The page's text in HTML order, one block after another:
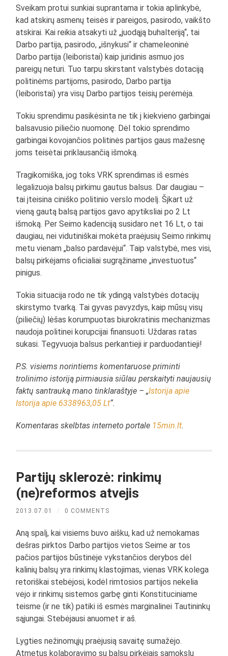
Sveikam protui sunkiai suprantama ir tokia aplinkybė,
kad atskirų asmenų teisės ir pareigos, pasirodo, vaikšto
atskirai. Kai reikia atsakyti už „juodąją buhalteriją“, tai
Darbo partija, pasirodo, „išnykusi“ ir chameleoninė
Darbo partija (leiboristai) kaip juridinis asmuo jos
pareigų neturi. Tuo tarpu skirstant valstybės dotaciją
politinėms partijoms, pasirodo, Darbo partija
(leiboristai) yra visų Darbo partijos teisių perėmėja.
Tokiu sprendimu pasikėsinta ne tik į kiekvieno garbingai
balsavusio piliečio nuomonę. Dėl tokio sprendimo
garbingai kovojančios politinės partijos gaus mažesnę
joms teisėtai priklausančią išmoką.
Tragikomiška, jog toks VRK sprendimas iš esmės
legalizuoja balsų pirkimu gautus balsus. Dar daugiau –
tai įteisina ciniško politinio verslo modelį. Šįkart už
vieną gautą balsą partijos gavo apytiksliai po 2 Lt
išmoką. Per Seimo kadenciją susidaro net 16 Lt, o tai
daugiau, nei vidutiniškai mokėta praėjusių Seimo rinkimų
metu vienam „balso pardavėjui“. Taip valstybė, mes visi,
balsų pirkėjams oficialiai sugrąžiname „investuotus“
pinigus.
Tokia situacija rodo ne tik ydingą valstybės dotacijų
skirstymo tvarką. Tai gyvas pavyzdys, kaip mūsų visų
(piliečių) lėšas korumpuotas biurokratinis mechanizmas
naudoja politinei korupcijai finansuoti. Uždaras ratas
sukasi. Tegyvuoja balsus perkantieji ir parduodantieji!
P.S. visiems norintiems komentaruose priminti
trolinimo istoriją pirmiausia siūlau perskaityti naujausių
faktų santrauką mano tinklaraštyje – „Istorija apie
Istorija apie 6338963,05 Lt“.
Komentaras skelbtas interneto portale 15min.lt.
Partijų sklerozė: rinkimų
(ne)reformos atvejis
2013.07.01 / 0 COMMENTS
Aną spalį, kai visiems buvo aišku, kad už nemokamas
dešras pirktos Darbo partijos vietos Seime ar tos
pačios partijos būstinėje vykstančios derybos dėl
kalinių balsų yra rinkimų klastojimas, vienas VRK kolega
retoriškai stebėjosi, kodėl rimtosios partijos nekelia
vėjo ir rinkimų sistemos garbę ginti Konstituciniame
teisme (ir ne tik) patiki iš esmės marginalinei Tautininkų
sąjungai. Stebėjausi anuomet ir aš.
Lygties nežinomųjų praėjusią savaitę sumažėjo.
Atmetus kolaboravimo su balsų pirkėjais sąmokslų